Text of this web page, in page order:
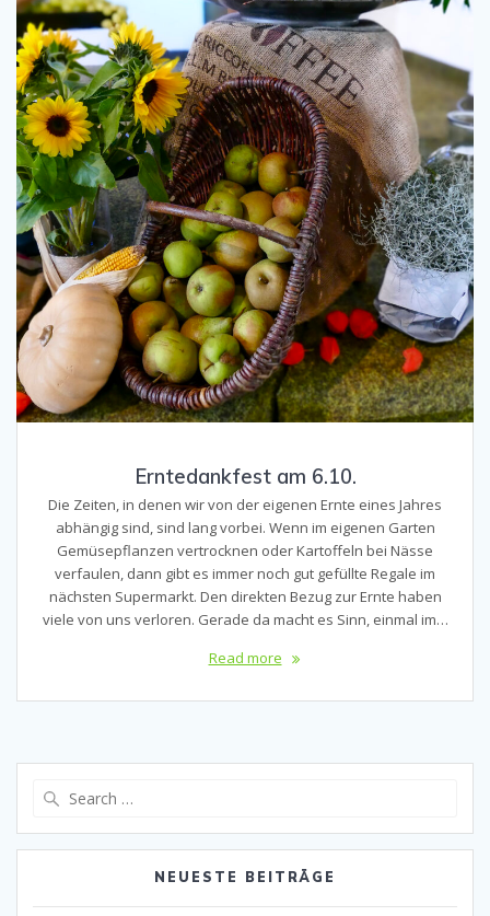
Erntedankfest am 6.10.
Die Zeiten, in denen wir von der eigenen Ernte eines Jahres
abhängig sind, sind lang vorbei. Wenn im eigenen Garten
Gemüsepflanzen vertrocknen oder Kartoffeln bei Nässe
verfaulen, dann gibt es immer noch gut gefüllte Regale im
nächsten Supermarkt. Den direkten Bezug zur Ernte haben
viele von uns verloren. Gerade da macht es Sinn, einmal im…
Read more
NEUESTE BEITRÄGE